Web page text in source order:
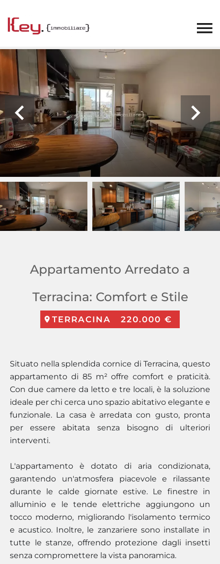
Appartamento Arredato a
Terracina: Comfort e Stile
TERRACINA 220.000 €
Situato nella splendida cornice di Terracina, questo
appartamento di 85 m² offre comfort e praticità.
Con due camere da letto e tre locali, è la soluzione
ideale per chi cerca uno spazio abitativo elegante e
funzionale. La casa è arredata con gusto, pronta
per essere abitata senza bisogno di ulteriori
interventi.
L'appartamento è dotato di aria condizionata,
garantendo un'atmosfera piacevole e rilassante
durante le calde giornate estive. Le finestre in
alluminio e le tende elettriche aggiungono un
tocco moderno, migliorando l'isolamento termico
e acustico. Inoltre, le zanzariere sono installate in
tutte le stanze, offrendo protezione dagli insetti
senza compromettere la vista panoramica.